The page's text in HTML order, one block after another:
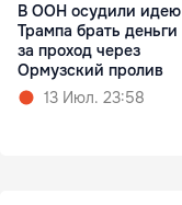
В ООН осудили идею
Трампа брать деньги
за проход через
Ормузский пролив
13 Июл. 23:58